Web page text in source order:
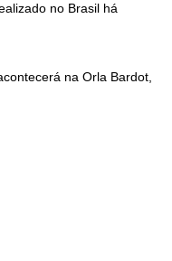
no Brasil há
na Orla Bardot,